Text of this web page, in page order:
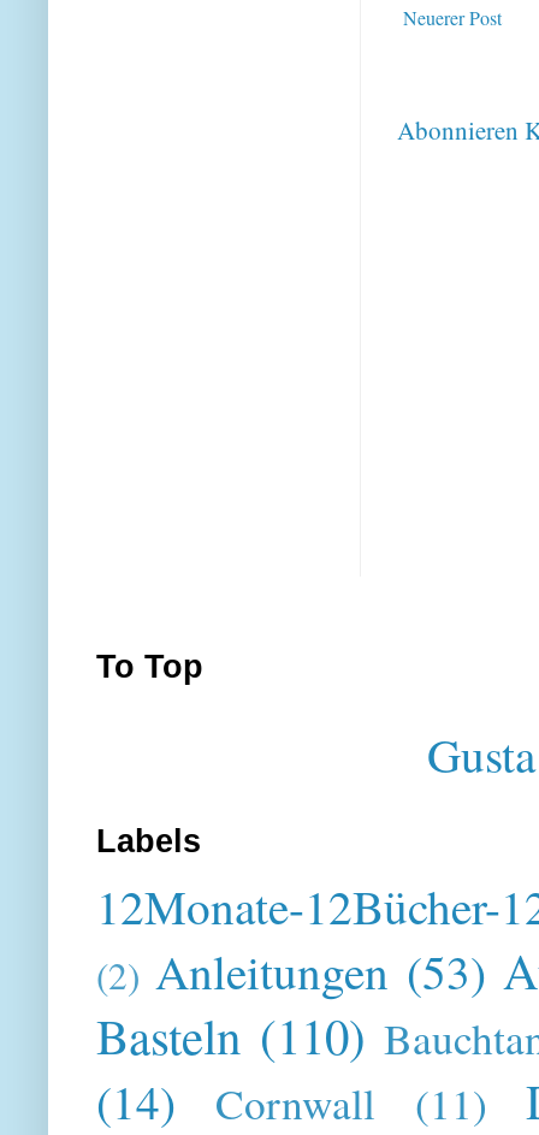
Neuerer Post
Abonnieren
To Top
Labels
12Monate-12Bücher-
(2) Anleitungen (53)
Basteln (110)
(14) Cornwall (11)